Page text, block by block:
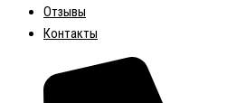
Отзывы
Контакты